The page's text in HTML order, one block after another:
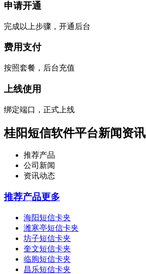
申请开通
完成以上步骤，开通后台
费用支付
按照套餐，后台充值
上线使用
绑定端口，正式上线
桂阳短信软件平台新闻资讯
推荐产品
公司新闻
资讯动态
推荐产品更多
海阳短信卡夹
潍寒亭短信卡夹
坊子短信卡夹
奎文短信卡夹
临朐短信卡夹
昌乐短信卡夹